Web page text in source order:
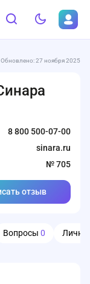
Обновлено: 27 ноября 2025
8 800 500-07-00
sinara.ru
№ 705
отзыв
Вопросы 0